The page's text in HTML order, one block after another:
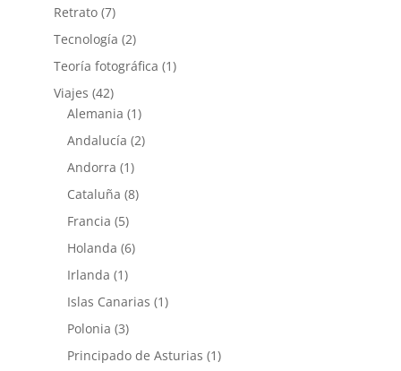
Retrato(7)
Tecnología (2)
Teoría fotográfica (1)
Viajes (42)
Alemania (1)
Andalucía (2)
Andorra (1)
Cataluña (8)
Francia (5)
Holanda (6)
Irlanda (1)
Islas Canarias (1)
Polonia (3)
Principado de Asturias (1)